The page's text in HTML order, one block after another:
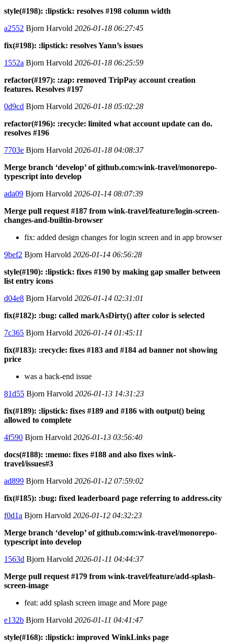
style(#198): :lipstick: resolves #198 column width
a2552 Bjorn Harvold 2026-01-18 06:27:45
fix(#198): :lipstick: resolves Yann’s issues
1552a Bjorn Harvold 2026-01-18 06:25:59
refactor(#197): :zap: removed TripPay account creation
features. Resolves #197
0d9cd Bjorn Harvold 2026-01-18 05:02:28
refactor(#196): :recycle: limited what account update can do.
resolves #196
7703e Bjorn Harvold 2026-01-18 04:08:37
Merge branch ‘develop’ of github.com:wink-travel/monorepo-
typescript into develop
ada09 Bjorn Harvold 2026-01-14 08:07:39
Merge pull request #187 from wink-travel/feature/login-screen-
changes-and-builtin-browser
fix: added design changes for login screen and in app browser
9bef2 Bjorn Harvold 2026-01-14 06:56:28
style(#190): :lipstick: fixes #190 by making gap smaller between
list entry icons
d04e8 Bjorn Harvold 2026-01-14 02:31:01
fix(#182): :bug: called markAsDirty() after color is selected
7c365 Bjorn Harvold 2026-01-14 01:45:11
fix(#183): :recycle: fixes #183 and #184 ad banner not showing
price
was a back-end issue
81d55 Bjorn Harvold 2026-01-13 14:31:23
fix(#189): :lipstick: fixes #189 and #186 with output() being
allowed to complete
4f590 Bjorn Harvold 2026-01-13 03:56:40
docs(#188): :memo: fixes #188 and also fixes wink-
travel/issues#3
ad899 Bjorn Harvold 2026-01-12 07:59:02
fix(#185): :bug: fixed leaderboard page referring to address.city
f0d1a Bjorn Harvold 2026-01-12 04:32:23
Merge branch ‘develop’ of github.com:wink-travel/monorepo-
typescript into develop
1563d Bjorn Harvold 2026-01-11 04:44:37
Merge pull request #179 from wink-travel/feature/add-splash-
screen-image
feat: add splash screen image and More page
e132b Bjorn Harvold 2026-01-11 04:41:47
style(#168): :lipstick: improved WinkLinks page